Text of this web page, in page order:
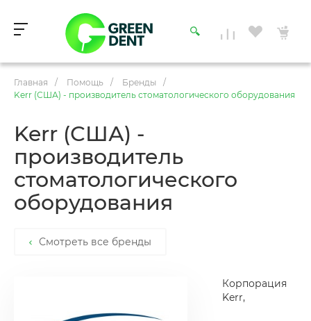
Главная / Помощь / Бренды
/
Kerr (США) - производитель стоматологического оборудования
Kerr (США) -
производитель
стоматологического
оборудования
Смотреть все бренды
Корпорация
Kerr,